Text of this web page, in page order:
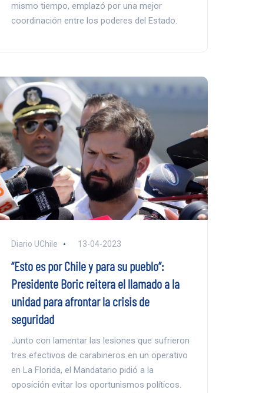
mismo tiempo, emplazó por una mejor
coordinación entre los poderes del Estado.
Diario UChile 13-04-2023
“Esto es por Chile y para su pueblo”:
Presidente Boric reitera el llamado a la
unidad para afrontar la crisis de
seguridad
Junto con lamentar las lesiones que sufrieron
tres efectivos de carabineros en un operativo
en La Florida, el Mandatario pidió a la
oposición evitar los oportunismos políticos.